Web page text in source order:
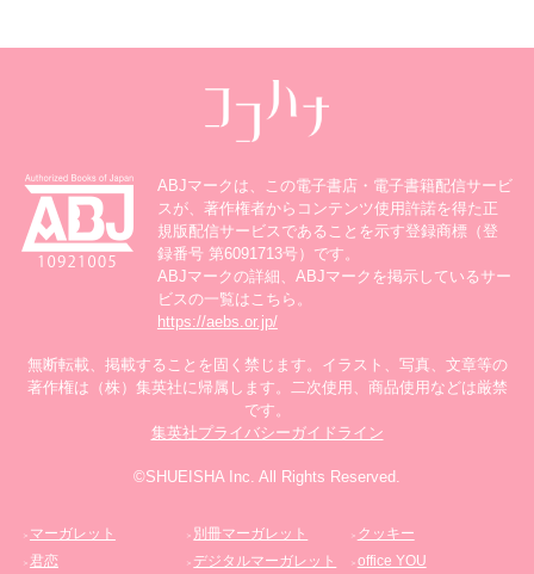
ABJマークは、この電子書店・電子書籍配信サービ
スが、著作権者からコンテンツ使用許諾を得た正
規版配信サービスであることを示す登録商標（登
録番号 第6091713号）です。
ABJマークの詳細、ABJマークを掲示しているサー
ビスの一覧はこちら。
https://aebs.or.jp/
無断転載、掲載することを固く禁じます。イラスト、写真、文章等の
著作権は（株）集英社に帰属します。二次使用、商品使用などは厳禁
です。
集英社プライバシーガイドライン
©SHUEISHA Inc. All Rights Reserved.
＞ マーガレット ＞ 別冊マーガレット ＞ クッキー
＞ 君恋 ＞ デジタルマーガレット ＞ office YOU